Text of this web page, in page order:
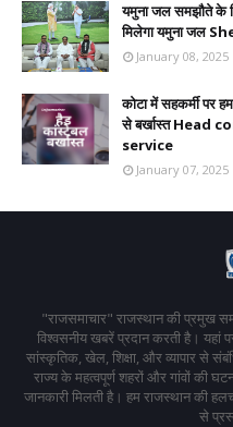
यमुना जल समझौते के
मिलेगा यमुना जल
January 08, 2025
कोटा में सहकर्मी पर
से बर्खास्त
service
January 07, 2025
"राजसमाचार" राजस्थान की प्रमुख
विश्वसनीय खबरें प्रदान करती है। यहां
सांस्कृतिक, खेल, शिक्षा, और व्यापार से
राज्य के महत्वपूर्ण शहरों और गांवों की
जानकारी मिलती है। हम राजस्थान की
से